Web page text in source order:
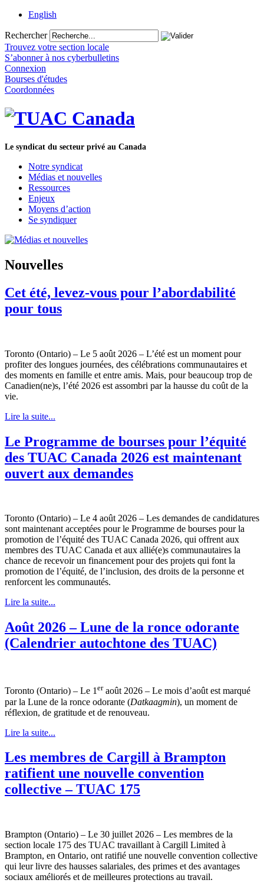
English
Rechercher
Trouvez votre section locale
S’abonner à nos cyberbulletins
Connexion
Bourses d'études
Coordonnées
Le syndicat du secteur privé au Canada
Notre syndicat
Médias et nouvelles
Ressources
Enjeux
Moyens d’action
Se syndiquer
Nouvelles
Cet été, levez-vous pour l’abordabilité
pour tous
Toronto (Ontario) – Le 5 août 2026 – L’été est un moment pour
profiter des longues journées, des célébrations communautaires et
des moments en famille et entre amis. Mais, pour beaucoup trop de
Canadien(ne)s, l’été 2026 est assombri par la hausse du coût de la
vie.
Lire la suite...
Le Programme de bourses pour l’équité
des TUAC Canada 2026 est maintenant
ouvert aux demandes
Toronto (Ontario) – Le 4 août 2026 – Les demandes de candidatures
sont maintenant acceptées pour le Programme de bourses pour la
promotion de l’équité des TUAC Canada 2026, qui offrent aux
membres des TUAC Canada et aux allié(e)s communautaires la
chance de recevoir un financement pour des projets qui font la
promotion de l’équité, de l’inclusion, des droits de la personne et
renforcent les communautés.
Lire la suite...
Août 2026 – Lune de la ronce odorante
(Calendrier autochtone des TUAC)
Toronto (Ontario) – Le 1eraoût 2026 – Le mois d’août est marqué
par la Lune de la ronce odorante (Datkaagmin), un moment de
réflexion, de gratitude et de renouveau.
Lire la suite...
Les membres de Cargill à Brampton
ratifient une nouvelle convention
collective – TUAC 175
Brampton (Ontario) – Le 30 juillet 2026 – Les membres de la
section locale 175 des TUAC travaillant à Cargill Limited à
Brampton, en Ontario, ont ratifié une nouvelle convention collective
qui leur livre des hausses salariales, des primes et des avantages
sociaux améliorés et de meilleures protections au travail.